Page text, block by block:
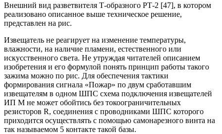
Внешний вид разветвителя Т-образного РТ-2 [47], в котором
реализовано описанное выше техническое решение,
представлен на рис.
Извещатель не реагирует на изменение температуры,
влажности, на наличие пламени, естественного или
искусственного света. Не утруждая читателей описанием
изобретения и его формулой понять принцип работы такого
зажима можно по рис. Для обеспечения тактики
формирования сигнала «Пожар» по двум сработавшим
извещателям в одном ШПС схема подключения извещателей
ИП М не может обойтись без токоограничительных
резисторов R, соединения с проводниками ШПС которого
приходится осуществлять с помощью самонарезного винта на
так называемом 5 контакте такой базы.